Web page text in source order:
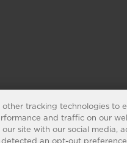
other tracking technologies to
and traffic on our
site with our social media,